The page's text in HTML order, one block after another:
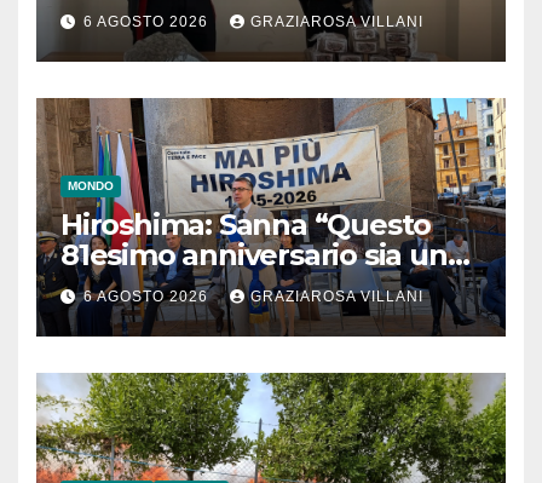
6 AGOSTO 2026 GRAZIAROSA VILLANI
MONDO
Hiroshima: Sanna “Questo
81esimo anniversario sia un
monito per tutti”
6 AGOSTO 2026 GRAZIAROSA VILLANI